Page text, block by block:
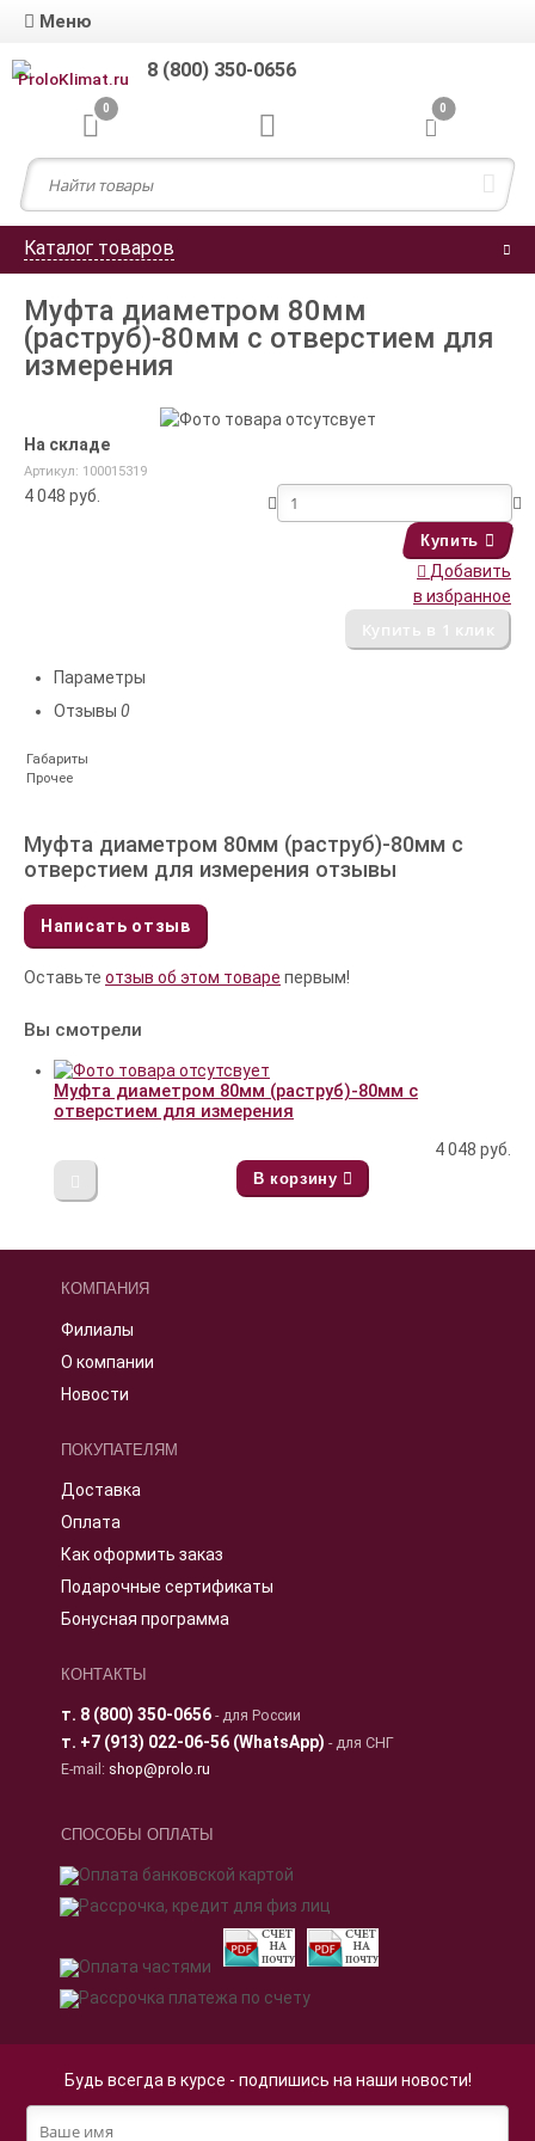
Меню
8 (800) 350-0656
0 0
Каталог товаров
Муфта диаметром 80мм
(раструб)-80мм с отверстием для
измерения
На складе
Артикул: 100015319
4 048 руб.
Купить
Добавить
в избранное
Параметры
Отзывы 0
Габариты
Прочее
Муфта диаметром 80мм (раструб)-80мм с
отверстием для измерения отзывы
Написать отзыв
Оставьте отзыв об этом товаре первым!
Вы смотрели
Муфта диаметром 80мм (раструб)-80мм с
отверстием для измерения
4 048 руб.
В корзину
КОМПАНИЯ
Филиалы
О компании
Новости
ПОКУПАТЕЛЯМ
Доставка
Оплата
Как оформить заказ
Подарочные сертификаты
Бонусная программа
КОНТАКТЫ
т. 8 (800) 350-0656- для России
т. +7 (913) 022-06-56 (WhatsApp) - для СНГ
E-mail: shop@prolo.ru
СПОСОБЫ ОПЛАТЫ
Будь всегда в курсе - подпишись на наши новости!